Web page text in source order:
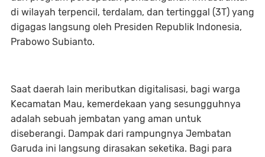
di wilayah terpencil, terdalam, dan tertinggal (3T) yang
digagas langsung oleh Presiden Republik Indonesia,
Prabowo Subianto.
Saat daerah lain meributkan digitalisasi, bagi warga
Kecamatan Mau, kemerdekaan yang sesungguhnya
adalah sebuah jembatan yang aman untuk
diseberangi. Dampak dari rampungnya Jembatan
Garuda ini langsung dirasakan seketika. Bagi para